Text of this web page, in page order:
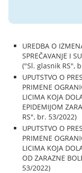
UREDBA O
SPREČAVANJE I
("Sl. glasnik RS",
UPUTSTVO O
PRIMENE
LICIMA KOJA
EPIDEMIJOM
RS", br. 53/2022)
UPUTSTVO O
PRIMENE
LICIMA KOJA
OD ZARAZNE
53/2022)